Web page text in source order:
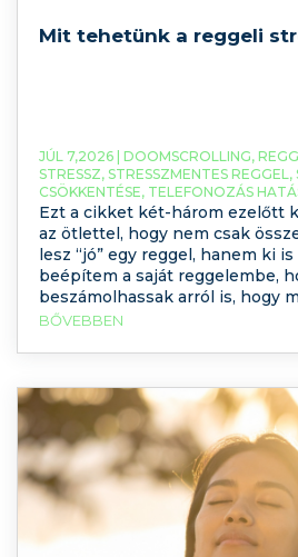
Mit tehetünk a reggeli
JÚL 7,2026 | DOOMSCROLLING,
STRESSZ, STRESSZMENTES REGGEL ,
CSÖKKENTÉSE, TELEFONOZÁS
Ezt a cikket két-három ezelőtt
az ötlettel, hogy nem csak
lesz “jó” egy reggel, hanem ki
beépítem a saját reggelembe,
beszámolhassak arról is, hogy
Előrebocsátom, hogy nem úgy
a tudományosan alátámasztott
BŐVEBBEN